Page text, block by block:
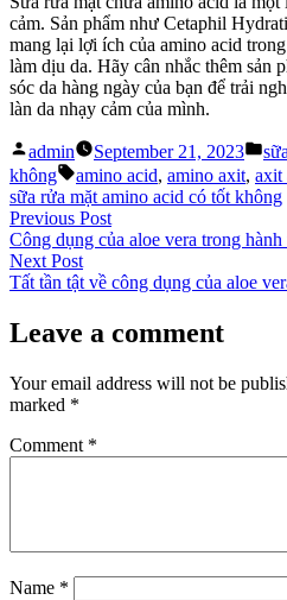
cảm. Sản phẩm như Cetaphil
mang lại lợi ích của amino acid
làm dịu da. Hãy cân nhắc thêm sản
sóc da hàng ngày của bạn để trải
làn da nhạy cảm của mình.
Posted
by
admin September 21, 2023
in
không
Tags:
amino acid, amino axit, axit
sữa rửa mặt amino acid có tốt không
Post
navigation
Previous PostPrevious
post:
Công dụng của aloe vera trong
Next PostNext
post:
Tất tần tật về công dụng của aloe
Leave a comment
Your email address will not be
marked *
Comment *
Name *